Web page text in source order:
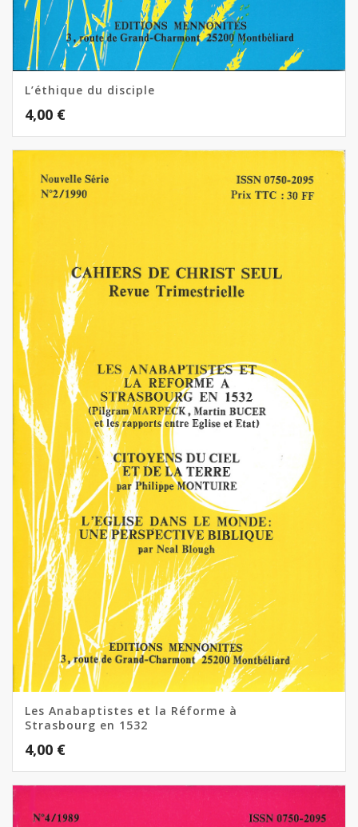
L’éthique du disciple
4,00 €
Les Anabaptistes et la Réforme à
Strasbourg en 1532
4,00 €